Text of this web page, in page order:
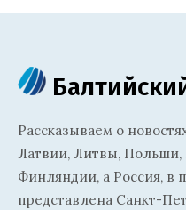
Рассказываем о
Латвии, Литвы,
Финляндии, а Россия, в
представлена Санкт-